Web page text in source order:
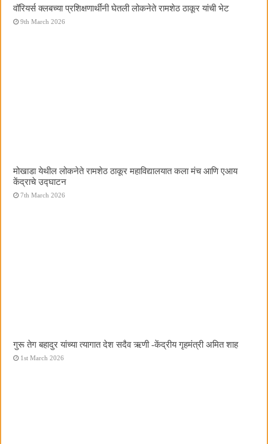
वॉरियर्स क्लबच्या प्रशिक्षणार्थींनी घेतली लोकनेते रामशेठ ठाकूर यांची भेट
9th March 2026
मोखाडा येथील लोकनेते रामशेठ ठाकूर महाविद्यालयात कला मंच आणि एआय
केंद्राचे उद्घाटन
7th March 2026
गुरू तेग बहादुर यांच्या त्यागात देश सदैव ऋणी -केंद्रीय गृहमंत्री अमित शाह
1st March 2026